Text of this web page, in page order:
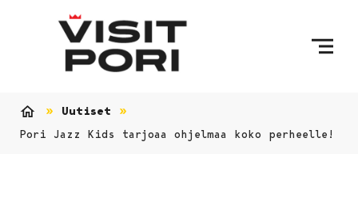
Uutiset
Pori Jazz Kids tarjoaa ohjelmaa koko perheelle!